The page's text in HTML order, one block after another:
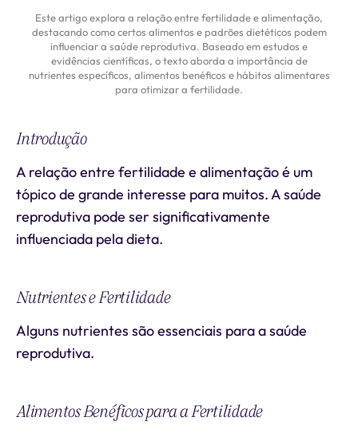
Este artigo explora a relação entre fertilidade e alimentação,
destacando como certos alimentos e padrões dietéticos podem
influenciar a saúde reprodutiva. Baseado em estudos e
evidências científicas, o texto aborda a importância de
nutrientes específicos, alimentos benéficos e hábitos alimentares
para otimizar a fertilidade.
Introdução
A relação entre fertilidade e alimentação é um
tópico de grande interesse para muitos. A saúde
reprodutiva pode ser significativamente
influenciada pela dieta.
Nutrientes e Fertilidade
Alguns nutrientes são essenciais para a saúde
reprodutiva.
Alimentos Benéficos para a Fertilidade